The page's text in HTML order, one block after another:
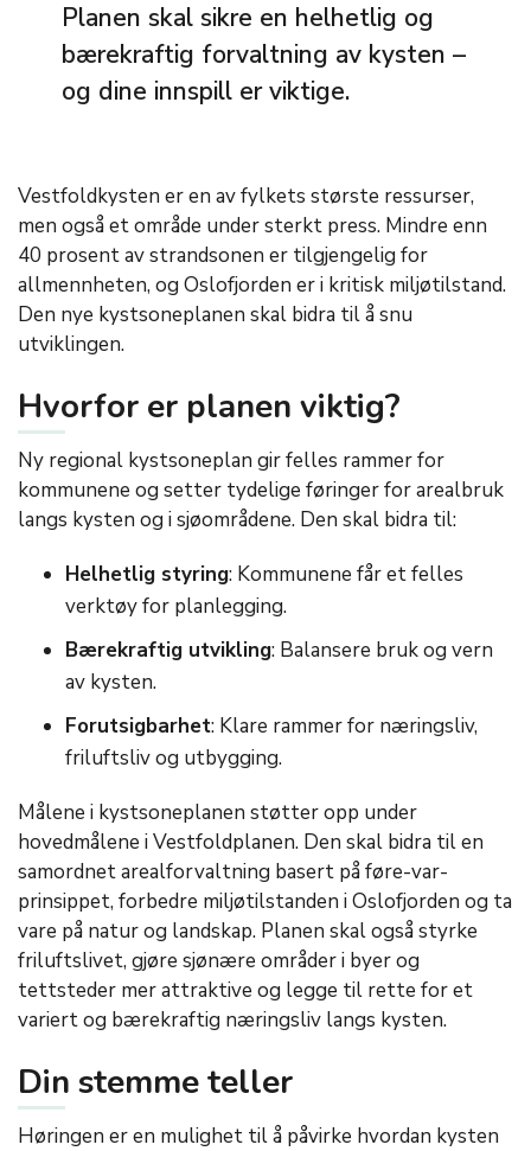
Planen skal sikre en helhetlig og
bærekraftig forvaltning av kysten –
og dine innspill er viktige.
Vestfoldkysten er en av fylkets største ressurser,
men også et område under sterkt press. Mindre enn
40 prosent av strandsonen er tilgjengelig for
allmennheten, og Oslofjorden er i kritisk miljøtilstand.
Den nye kystsoneplanen skal bidra til å snu
utviklingen.
Hvorfor er planen viktig?
Ny regional kystsoneplan gir felles rammer for
kommunene og setter tydelige føringer for arealbruk
langs kysten og i sjøområdene. Den skal bidra til:
Helhetlig styring: Kommunene får et felles
verktøy for planlegging.
Bærekraftig utvikling: Balansere bruk og vern
av kysten.
Forutsigbarhet: Klare rammer for næringsliv,
friluftsliv og utbygging.
Målene i kystsoneplanen støtter opp under
hovedmålene i Vestfoldplanen. Den skal bidra til en
samordnet arealforvaltning basert på føre-var-
prinsippet, forbedre miljøtilstanden i Oslofjorden og ta
vare på natur og landskap. Planen skal også styrke
friluftslivet, gjøre sjønære områder i byer og
tettsteder mer attraktive og legge til rette for et
variert og bærekraftig næringsliv langs kysten.
Din stemme teller
Høringen er en mulighet til å påvirke hvordan kysten